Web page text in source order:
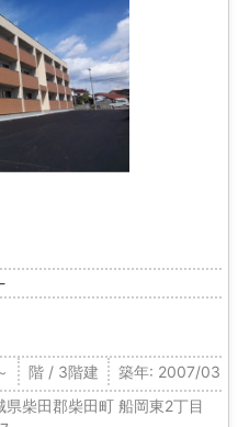
階 / 3階建
築年: 2007/03
県柴田郡柴田町 船岡東2丁目